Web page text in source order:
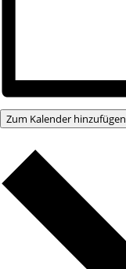
Zum Kalender hinzufügen